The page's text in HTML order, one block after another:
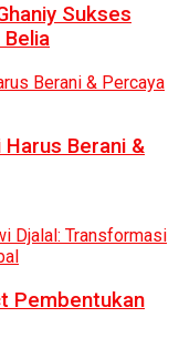
Sukses
Harus Berani &
Pembentukan